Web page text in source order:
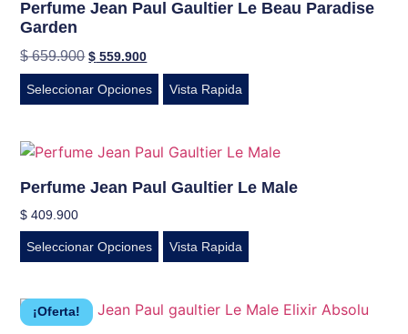
Perfume Jean Paul Gaultier Le Beau Paradise
Garden
$659.900 $ 559.900
Seleccionar Opciones Vista Rapida
Perfume Jean Paul Gaultier Le Male
$ 409.900
Seleccionar Opciones Vista Rapida
¡Oferta!